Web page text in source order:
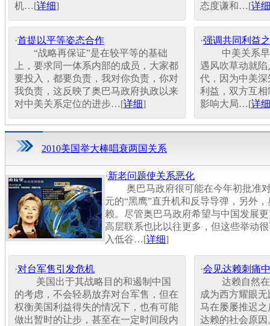
机…[详细]
态度谦和…[详细
·首提以平等姿态合作
“战略再保证”是在较平等的基础
上，要求同一体系内部的成员，大家都
要投入，都要负责，我对你负责，你对
我负责，这反映了奥巴马政府执政以来
对中美关系定位的进步…[详细]
·强调共同利益
中美关系早
遇风吹草动就
代，因为中美
利益，双方互
影响大局…[详细
2010美国举大棒唱衰两国关系
·新老问题使关系恶化
奥巴马政府很可能在今年初批准对
元的“黑鹰”直升机和反导导弹，另外
赖。尽管奥巴马政府希望与中国发展
高层联系也比以往更多，但这些举动
入低谷…[详细]
·对台军售引发危机
美国出于其战略目的和遏制中国
的考虑，不会轻易放弃对台军售，但在
权衡美国利益得失的情况下，也有可能
做出暂时的让步，甚至在一定时间段内
·会见达赖刺痛
达赖自然在
成为西方耀眼
马在屡屡推迟
达赖的社会原